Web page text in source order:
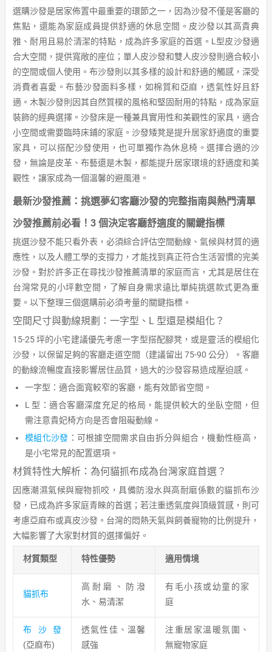
選購沙發是居家佈置中最重要的環節之一，因為沙發不僅是客廳的
焦點，還能為家庭成員提供舒適的休息空間。皮沙發以其高貴典
雅、耐用且易於清潔的特點，成為許多家庭的首選。L型皮沙發適
合大空間，提供寬敞的座位；單人皮沙發和雙人皮沙發則適合較小
的空間或個人使用。布沙發則以其多樣的設計和舒適的觸感，深受
消費者喜愛。布藝沙發面料多樣，如棉質和亞麻，透氣性好且舒
適。木製沙發則因其自然質樸的風格和堅固耐用的特點，成為家庭
裝飾的經典選擇。沙發床是一種兼具實用性和美觀性的家具，適合
小空間或需要臨時床鋪的家庭。沙發矮凳是提升居家舒適度的重要
家具，可以搭配沙發使用，也可單獨作為休息椅。選擇合適的沙
發，無論是皮革、布藝還是木製，都能提升居家環境的舒適度和美
觀性，讓家成為一個溫馨的避風港。
最新沙發推薦：挑選夢幻客廳沙發的完整指南與熱門清單
沙發推薦前必看！3 個決定客廳舒適度的關鍵指標
挑選沙發不能只看外表，必須綜合評估空間動線、氣候與材質的適
應性，以及人體工學的支撐力，才能找到真正符合生活習慣的完美
沙發。對於許多正在尋找沙發推薦清單的家庭而言，尤其是居住在
台灣常見的小坪數空間，了解自身需求遠比單純挑選款式更為重
要。以下整理三個選購前必須考量的關鍵指標。
空間尺寸與動線規劃：一字型、L 型還是模組化？
15-25 坪的小宅建議優先考慮一字型搭配腳凳，或是靈活的模組化
沙發，以保留足夠的客廳走道空間（建議留出 75-90 公分）。客廳
的動線流暢度直接影響居住品質，過大的沙發容易造成壓迫感。
一字型：適合面寬較窄的客廳，能有效節省空間。
L 型：適合客廳深度充足的格局，能提供較大的坐臥空間，但
需注意貴妃椅方向是否會阻礙動線。
模組化沙發 ：可根據空間需求自由拆分與組合，機動性極高，
是小宅常見的配置選項。
材質特性大解析：為何貓抓布成為台灣家庭首選？
因應潮濕氣候與寵物抓咬，具備防潑水與高耐磨係數的貓抓布沙
發，已成為許多家庭青睞的首選；若注重透氣度與頂級質感，則可
考慮亞麻布或真皮沙發。台灣的悶熱天氣與飼養寵物的比例提升，
大幅影響了大家對材質的選擇偏好。
材質類型 特性優勢 適用情境
貓抓布
高耐磨、防潑
水、易清潔
有毛小孩或幼童的家
庭
布沙發
(亞麻布)
透氣性佳、溫馨
感強
注重居家溫暖氛圍、
無寵物家庭